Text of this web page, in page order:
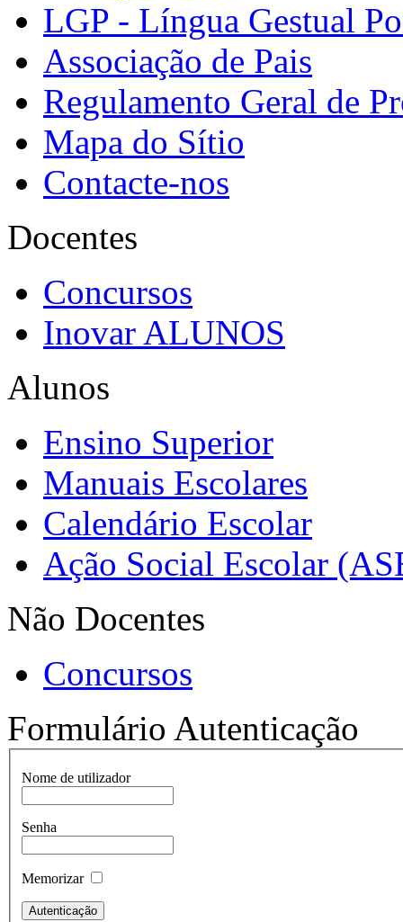
LGP - Língua Gestual
Associação de Pais
Regulamento Geral de
Mapa do Sítio
Contacte-nos
Docentes
Concursos
Inovar ALUNOS
Alunos
Ensino Superior
Manuais Escolares
Calendário Escolar
Ação Social Escolar
Não Docentes
Concursos
Formulário Autenticação
Nome de utilizador
Senha
Memorizar